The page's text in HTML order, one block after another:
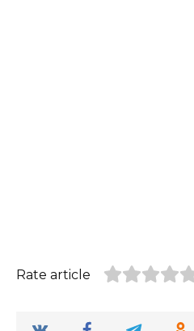
Rate article